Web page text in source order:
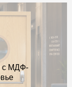
с МДФ-